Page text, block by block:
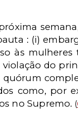
: (i)
às mulheres
do
como, por
no Supremo. (